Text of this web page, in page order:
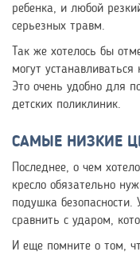
ребенка, и любой
серьезных травм.
Так же хотелось бы
могут
Это очень удобно для
детских поликлиник.
САМЫЕ НИЗКИЕ
Последнее, о чем
кресло обязательно
подушка
сравнить с ударом,
И еще помните о том,